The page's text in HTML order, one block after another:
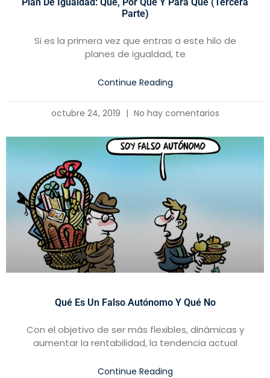
Plan De Igualdad: Qué, Por Qué Y Para Qué (tercera
Parte)
Si es la primera vez que entras a este hilo de
planes de igualdad, te
Continue Reading
octubre 24, 2019 No hay comentarios
Qué Es Un Falso Autónomo Y Qué No
Con el objetivo de ser más flexibles, dinámicas y
aumentar la rentabilidad, la tendencia actual
Continue Reading